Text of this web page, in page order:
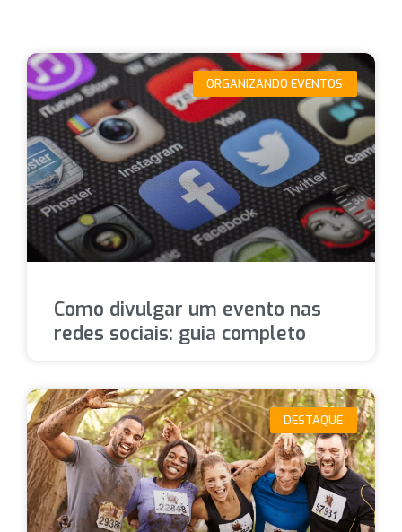
ORGANIZANDO EVENTOS
Como divulgar um evento nas
redes sociais: guia completo
DESTAQUE